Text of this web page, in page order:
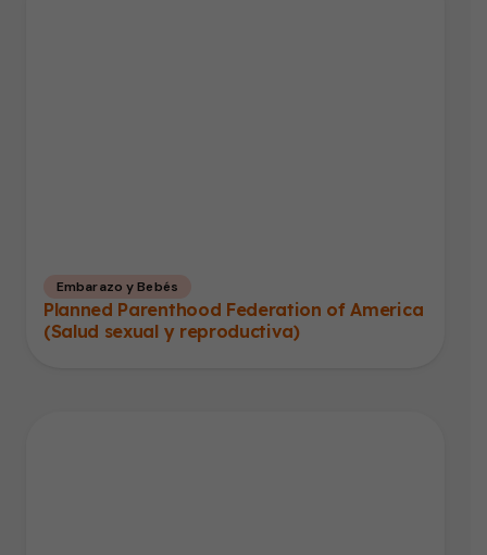
Embarazo y Bebés
Planned Parenthood Federation of America
(Salud sexual y reproductiva)